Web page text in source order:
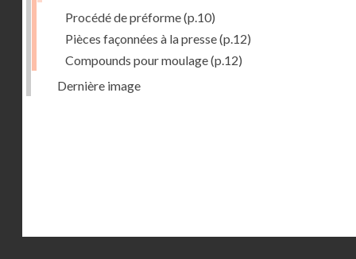
Procédé de préforme(p.10)
Pièces façonnées à la presse(p.12)
Compounds pour moulage(p.12)
Dernière image